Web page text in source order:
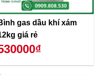
gas dầu khí xám
giá rẻ